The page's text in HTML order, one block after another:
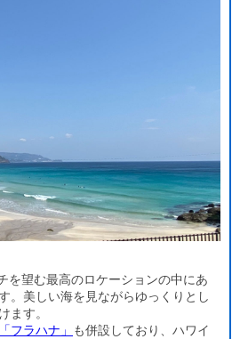
を望む最高のロケーションの中にあ
。美しい海を見ながらゆっくりとし
ます。
フラハナ」
も併設しており、ハワイ